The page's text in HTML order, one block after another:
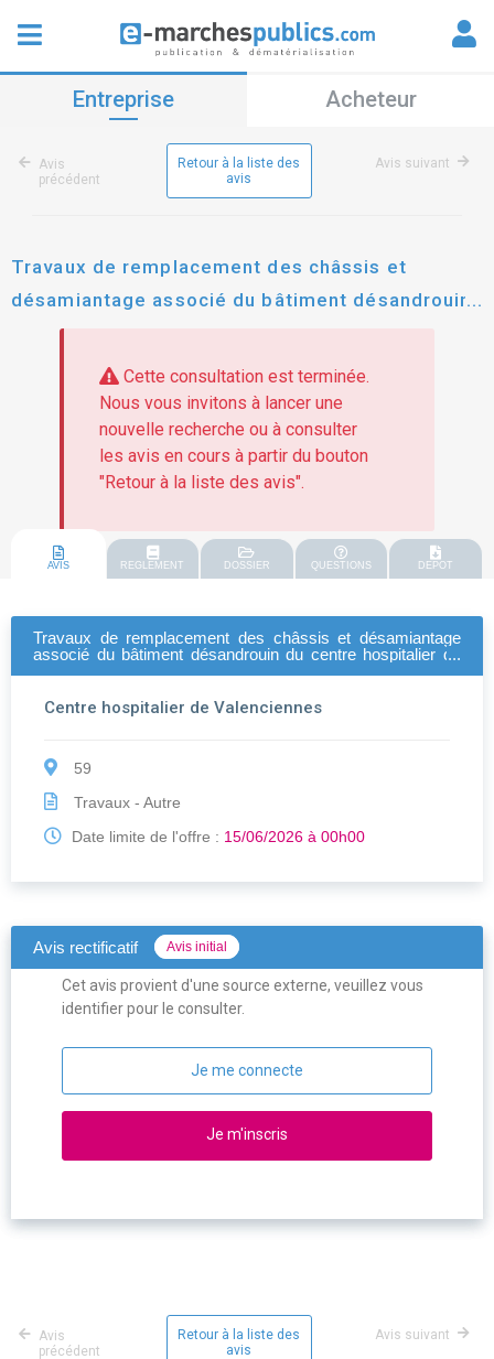
Entreprise Acheteur
Avis
précédent
Retour à la liste des
avis
Avis suivant
Travaux de remplacement des châssis et
désamiantage associé du bâtiment désandrouin
du centre hospitalier de valenciennes
Cette consultation est terminée.
Nous vous invitons à lancer une
nouvelle recherche ou à consulter
les avis en cours à partir du bouton
"Retour à la liste des avis".
AVIS REGLEMENT DOSSIER QUESTIONS DEPOT
Travaux de remplacement des châssis et désamiantage
associé du bâtiment désandrouin du centre hospitalier de
Centre hospitalier de Valenciennes
59
Travaux - Autre
Date limite de l'offre : 15/06/2026 à 00h00
Avis rectificatif Avis initial
Cet avis provient d'une source externe, veuillez vous
identifier pour le consulter.
Je me connecte
Je m'inscris
Avis
précédent
Retour à la liste des
avis
Avis suivant